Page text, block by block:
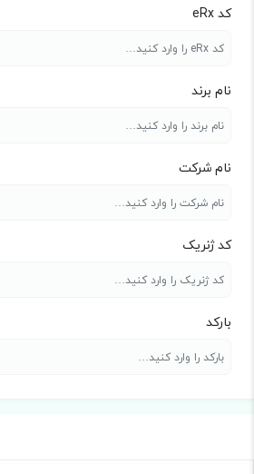
کد eRx
نام برند
نام شرکت
کد ژنریک
بارکد